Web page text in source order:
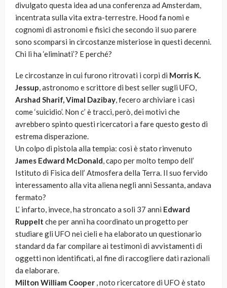
divulgato questa idea ad una conferenza ad Amsterdam,
incentrata sulla vita extra-terrestre. Hood fa nomi e
cognomi di astronomi e fisici che secondo il suo parere
sono scomparsi in circostanze misteriose in questi decenni.
Chi li ha ‘eliminati’? E perché?
Le circostanze in cui furono ritrovati i corpi di Morris K.
Jessup, astronomo e scrittore di best seller sugli UFO,
Arshad Sharif, Vimal Dazibay, fecero archiviare i casi
come ‘suicidio’. Non c’ è tracci, però, dei motivi che
avrebbero spinto questi ricercatori a fare questo gesto di
estrema disperazione.
Un colpo di pistola alla tempia: così è stato rinvenuto
James Edward McDonald, capo per molto tempo dell’
Istituto di Fisica dell’ Atmosfera della Terra. Il suo fervido
interessamento alla vita aliena negli anni Sessanta, andava
fermato?
L’ infarto, invece, ha stroncato a soli 37 anni Edward
Ruppelt che per anni ha coordinato un progetto per
studiare gli UFO nei cieli e ha elaborato un questionario
standard da far compilare ai testimoni di avvistamenti di
oggetti non identificati, al fine di raccogliere dati razionali
da elaborare.
Milton William Cooper , noto ricercatore di UFO è stato